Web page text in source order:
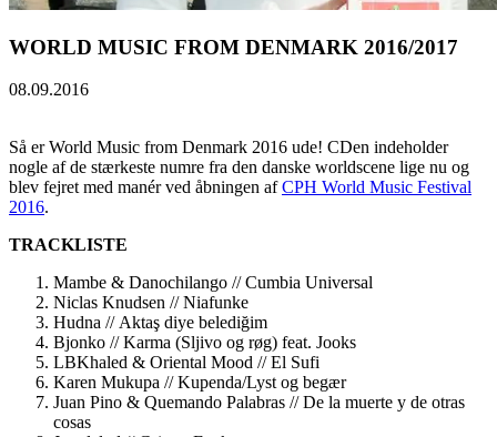
WORLD MUSIC FROM DENMARK 2016/2017
08.09.2016
Så er World Music from Denmark 2016 ude! CDen indeholder
nogle af de stærkeste numre fra den danske worldscene lige nu og
blev fejret med manér ved åbningen afCPH World Music Festival
2016.
TRACKLISTE
Mambe & Danochilango // Cumbia Universal
Niclas Knudsen // Niafunke
Hudna // Aktaş diye belediğim
Bjonko // Karma (Sljivo og røg) feat. Jooks
LBKhaled & Oriental Mood // El Sufi
Karen Mukupa // Kupenda/Lyst og begær
Juan Pino & Quemando Palabras // De la muerte y de otras
cosas